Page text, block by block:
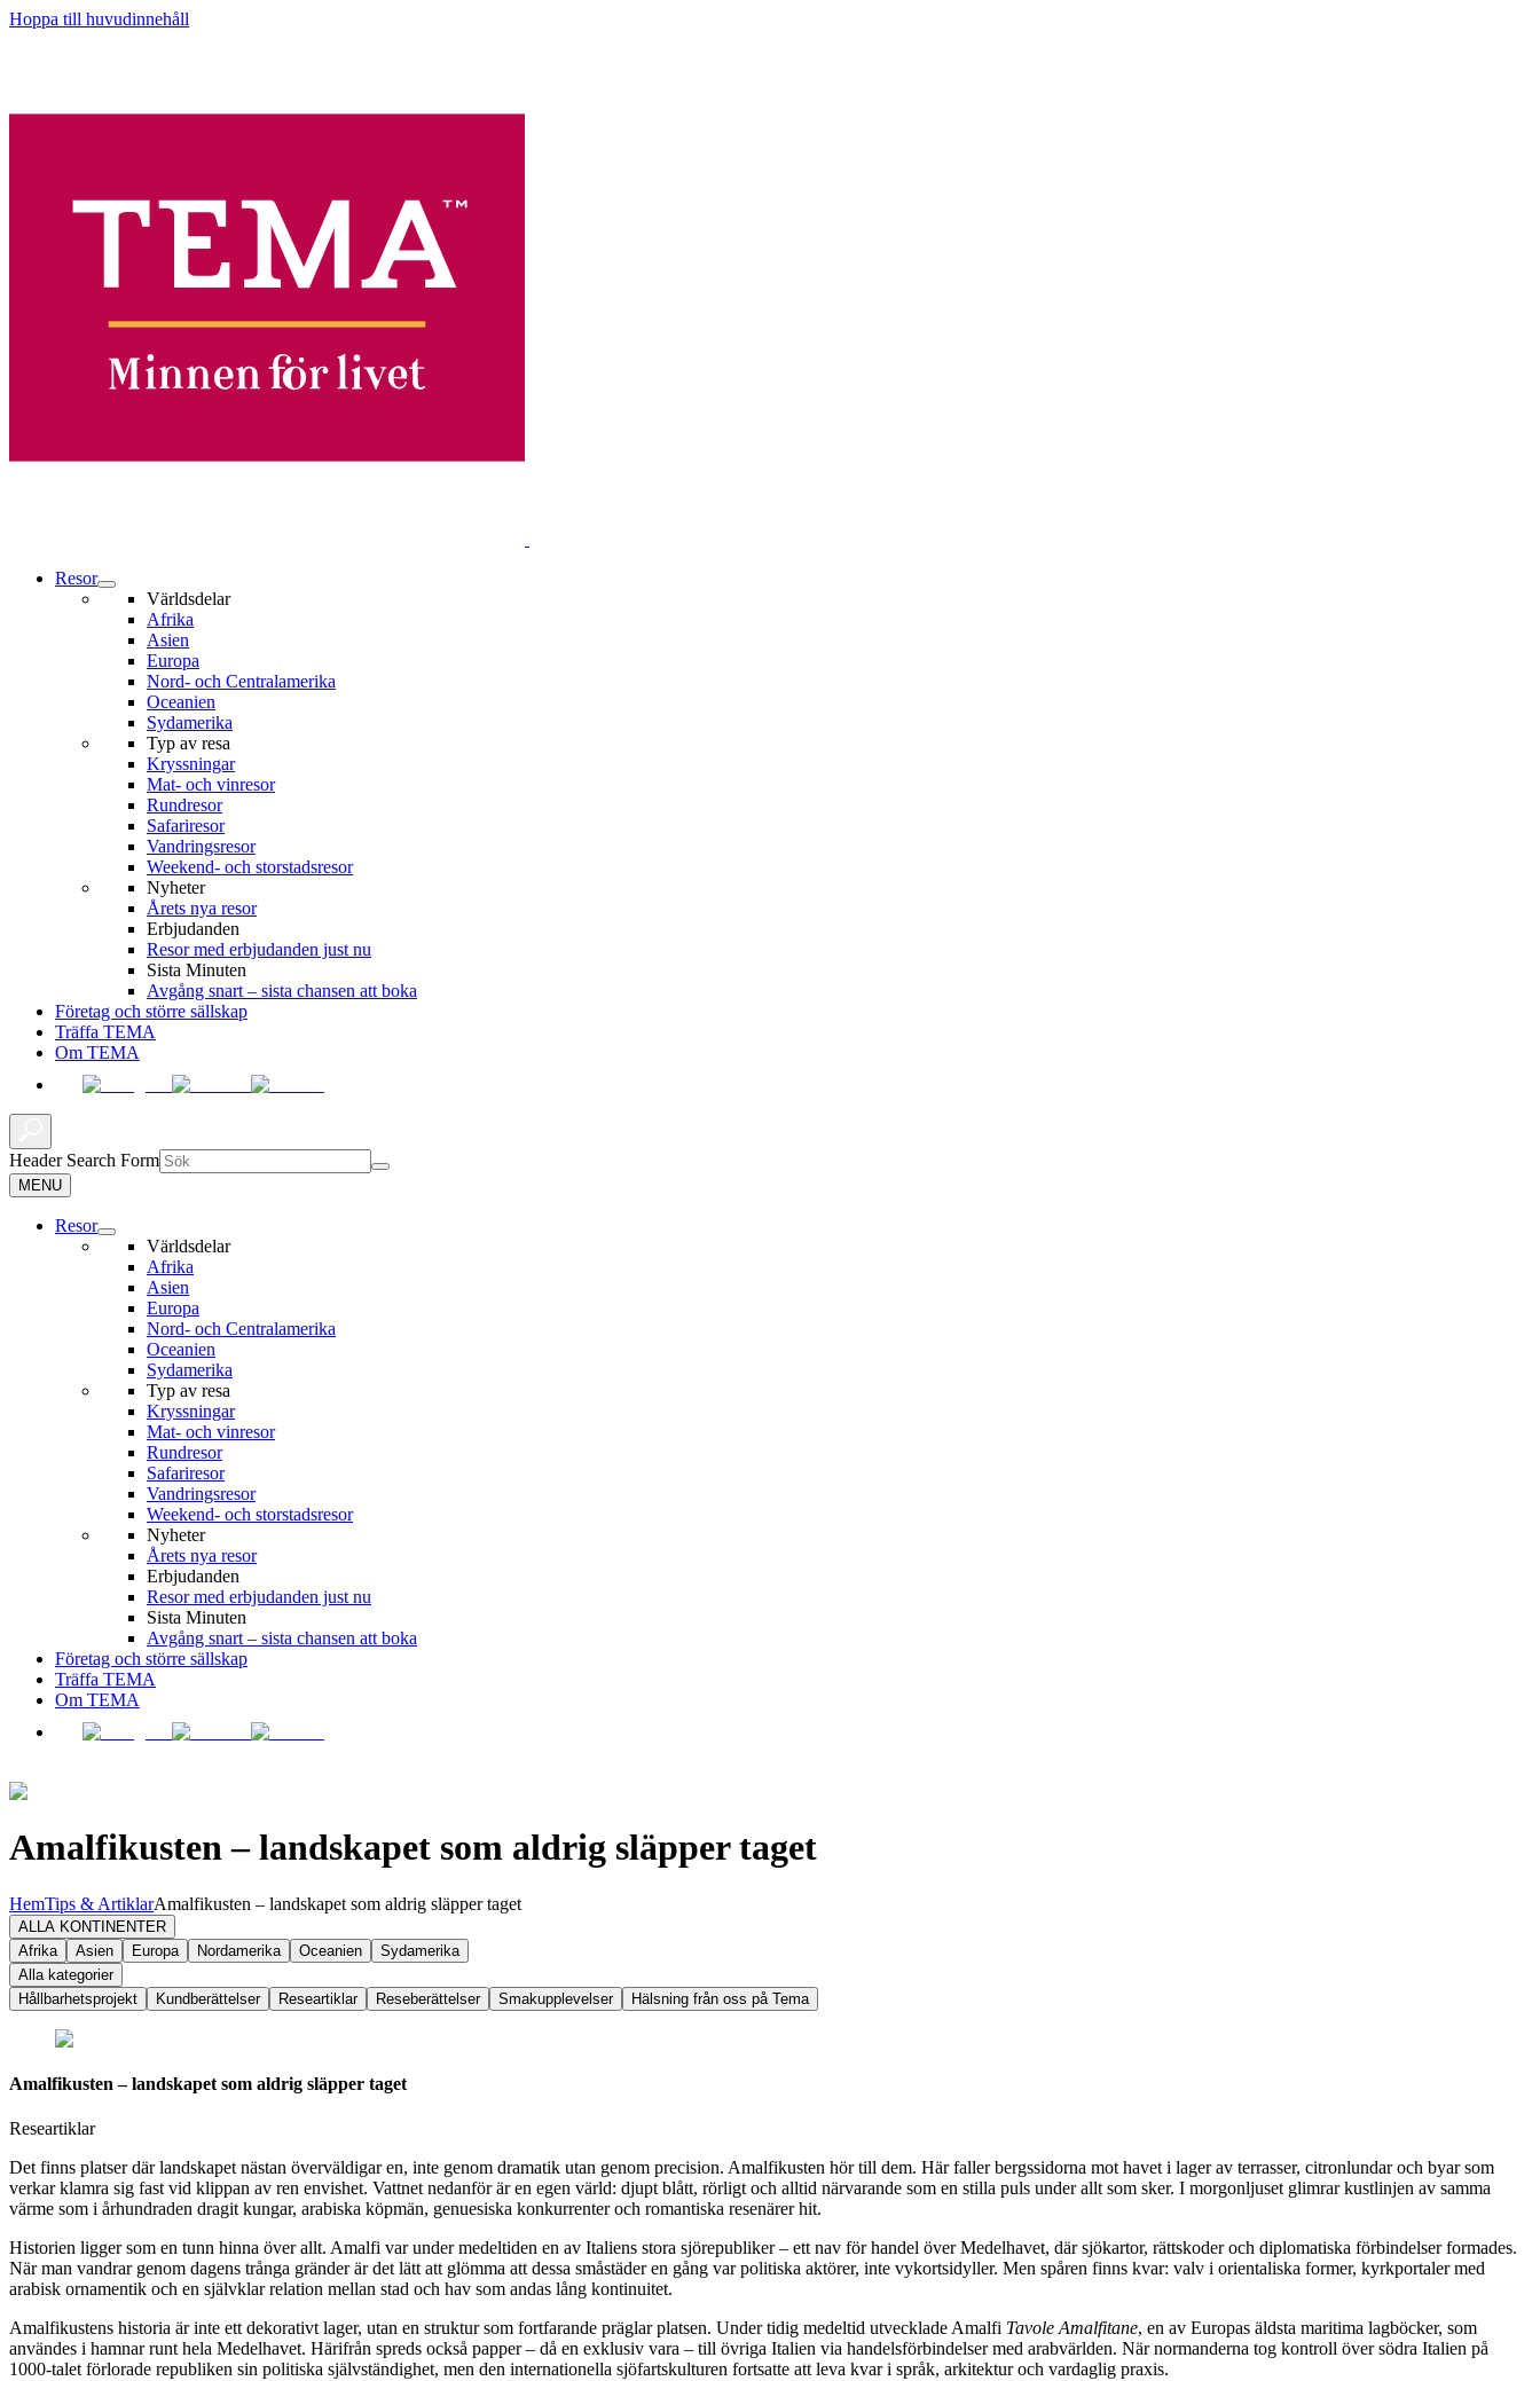
Hoppa till huvudinnehåll
Resor
Världsdelar
Afrika
Asien
Europa
Nord- och Centralamerika
Oceanien
Sydamerika
Typ av resa
Kryssningar
Mat- och vinresor
Rundresor
Safariresor
Vandringsresor
Weekend- och storstadsresor
Nyheter
Årets nya resor
Erbjudanden
Resor med erbjudanden just nu
Sista Minuten
Avgång snart – sista chansen att boka
Företag och större sällskap
Träffa TEMA
Om TEMA
Header Search Form
MENU
Resor
Världsdelar
Afrika
Asien
Europa
Nord- och Centralamerika
Oceanien
Sydamerika
Typ av resa
Kryssningar
Mat- och vinresor
Rundresor
Safariresor
Vandringsresor
Weekend- och storstadsresor
Nyheter
Årets nya resor
Erbjudanden
Resor med erbjudanden just nu
Sista Minuten
Avgång snart – sista chansen att boka
Företag och större sällskap
Träffa TEMA
Om TEMA
Amalfikusten – landskapet som aldrig släpper taget
HemTips & ArtiklarAmalfikusten – landskapet som aldrig släpper taget
ALLA KONTINENTER
Afrika
Asien Europa Nordamerika Oceanien
Sydamerika
Alla kategorier
Hållbarhetsprojekt
Kundberättelser Researtiklar Reseberättelser Smakupplevelser Hälsning från oss på Tema
Amalfikusten – landskapet som aldrig släpper taget
Researtiklar
Det finns platser där landskapet nästan överväldigar en, inte genom dramatik utan genom precision. Amalfikusten hör till dem. Här faller bergssidorna mot havet i lager av terrasser, citronlundar och byar som
verkar klamra sig fast vid klippan av ren envishet. Vattnet nedanför är en egen värld: djupt blått, rörligt och alltid närvarande som en stilla puls under allt som sker. I morgonljuset glimrar kustlinjen av samma
värme som i århundraden dragit kungar, arabiska köpmän, genuesiska konkurrenter och romantiska resenärer hit.
Historien ligger som en tunn hinna över allt. Amalfi var under medeltiden en av Italiens stora sjörepubliker – ett nav för handel över Medelhavet, där sjökartor, rättskoder och diplomatiska förbindelser formades.
När man vandrar genom dagens trånga gränder är det lätt att glömma att dessa småstäder en gång var politiska aktörer, inte vykortsidyller. Men spåren finns kvar: valv i orientaliska former, kyrkportaler med
arabisk ornamentik och en självklar relation mellan stad och hav som andas lång kontinuitet.
Amalfikustens historia är inte ett dekorativt lager, utan en struktur som fortfarande präglar platsen. Under tidig medeltid utvecklade Amalfi Tavole Amalfitane, en av Europas äldsta maritima lagböcker, som
användes i hamnar runt hela Medelhavet. Härifrån spreds också papper – då en exklusiv vara – till övriga Italien via handelsförbindelser med arabvärlden. När normanderna tog kontroll över södra Italien på
1000-talet förlorade republiken sin politiska självständighet, men den internationella sjöfartskulturen fortsatte att leva kvar i språk, arkitektur och vardaglig praxis.